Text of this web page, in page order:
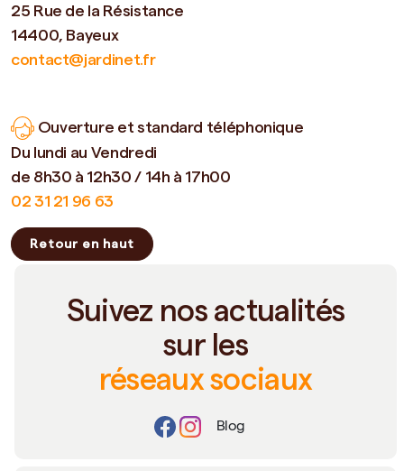
25 Rue de la Résistance
14400, Bayeux
contact@jardinet.fr
Ouverture et standard téléphonique
Du lundi au Vendredi
de 8h30 à 12h30 / 14h à 17h00
02 31 21 96 63
Retour en haut
Suivez nos actualités
sur les
réseaux sociaux
Blog